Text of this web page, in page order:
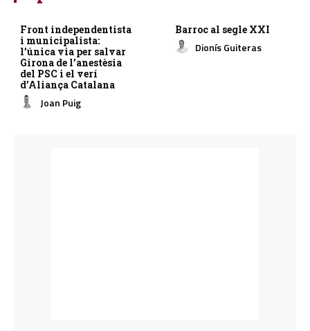
Front independentista
i municipalista:
l’única via per salvar
Girona de l’anestèsia
del PSC i el verí
d’Aliança Catalana
Joan Puig
Barroc al segle XXI
Dionís Guiteras